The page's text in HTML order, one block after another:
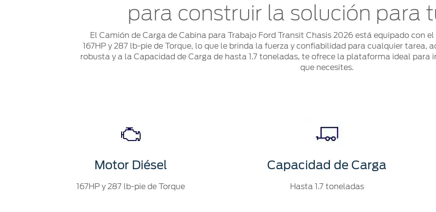
para construir la solución para
El Camión de Carga de Cabina para Trabajo Ford Transit Chasis 2026 está equipado con
167HP y 287 lb-pie de Torque, lo que le brinda la fuerza y confiabilidad para cualquier tarea,
robusta y a la Capacidad de Carga de hasta 1.7 toneladas, te ofrece la plataforma ideal para
que necesites.
Motor Diésel
167HP y 287 lb-pie de Torque
Capacidad de Carga
Hasta 1.7 toneladas